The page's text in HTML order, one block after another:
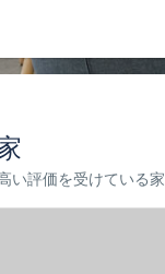
い評価を受けている家